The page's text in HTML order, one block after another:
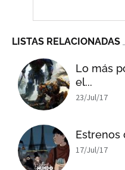
LISTAS RELACIONADAS
Lo más
el...
23/Jul/17
Estrenos
17/Jul/17